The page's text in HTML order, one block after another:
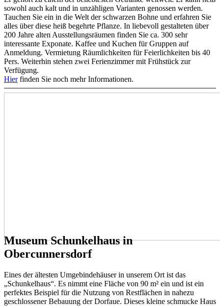
sowohl auch kalt und in unzähligen Varianten genossen werden.
Tauchen Sie ein in die Welt der schwarzen Bohne und erfahren Sie
alles über diese heiß begehrte Pflanze. In liebevoll gestalteten über
200 Jahre alten Ausstellungsräumen finden Sie ca. 300 sehr
interessante Exponate. Kaffee und Kuchen für Gruppen auf
Anmeldung. Vermietung Räumlichkeiten für Feierlichkeiten bis 40
Pers. Weiterhin stehen zwei Ferienzimmer mit Frühstück zur
Verfügung.
Hierfinden Sie noch mehr Informationen.
Museum Schunkelhaus in
Obercunnersdorf
Eines der ältesten Umgebindehäuser in unserem Ort ist das
„Schunkelhaus“. Es nimmt eine Fläche von 90 m² ein und ist ein
perfektes Beispiel für die Nutzung von Restflächen in nahezu
geschlossener Bebauung der Dorfaue. Dieses kleine schmucke Haus